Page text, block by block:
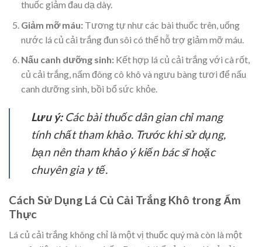
thuốc giảm đau dạ dày.
Giảm mỡ máu:Tương tự như các bài thuốc trên, uống
nước lá củ cải trắng đun sôi có thể hỗ trợ giảm mỡ máu.
Nấu canh dưỡng sinh:Kết hợp lá củ cải trắng với cà rốt,
củ cải trắng, nấm đông cô khô và ngưu bàng tươi để nấu
canh dưỡng sinh, bồi bổ sức khỏe.
Lưu ý:Các bài thuốc dân gian chỉ mang
tính chất tham khảo. Trước khi sử dụng,
bạn nên tham khảo ý kiến bác sĩ hoặc
chuyên gia y tế.
Cách Sử Dụng Lá Củ Cải Trắng Khô trong Ẩm
Thực
Lá củ cải trắng không chỉ là một vị thuốc quý mà còn là một